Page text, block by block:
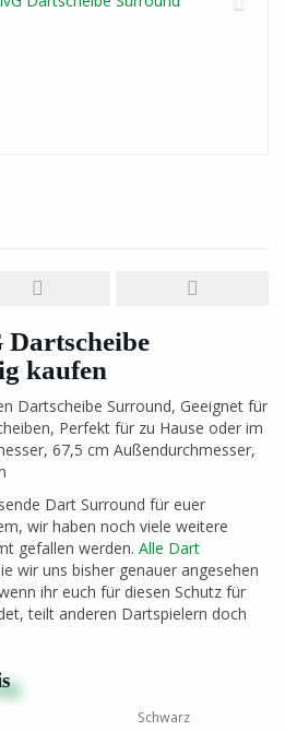
kaufen
Dartscheibe Surround, Geeignet für
Perfekt für zu Hause oder im
67,5 cm Außendurchmesser,
Dart Surround für euer
wir haben noch viele weitere
gefallen werden. Alle Dart
wir uns bisher genauer angesehen
ihr euch für diesen Schutz für
teilt anderen Dartspielern doch
Schwarz